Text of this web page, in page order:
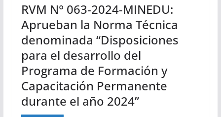
RVM N° 063-2024-MINEDU:
Aprueban la Norma Técnica
denominada “Disposiciones
para el desarrollo del
Programa de Formación y
Capacitación Permanente
durante el año 2024”